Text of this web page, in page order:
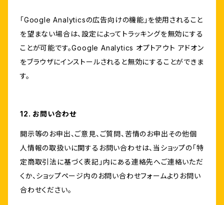
「Google Analyticsの広告向けの機能」を使用されること
を望まない場合は、設定によってトラッキングを無効にする
ことが可能です。Google Analytics オプトアウト アドオン
をブラウザにインストールされると無効にすることができま
す。
12. お問い合わせ
開示等のお申出、ご意見、ご質問、苦情のお申出その他個
人情報の取扱いに関するお問い合わせは、当ショップの「特
定商取引法に基づく表記」内にある連絡先へご連絡いただ
くか、ショップページ内のお問い合わせフォームよりお問い
合わせください。